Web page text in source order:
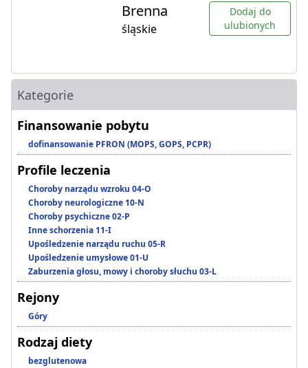
Brenna
śląskie
Dodaj do
ulubionych
Kategorie
Finansowanie pobytu
dofinansowanie PFRON (MOPS, GOPS, PCPR)
Profile leczenia
Choroby narządu wzroku 04-O
Choroby neurologiczne 10-N
Choroby psychiczne 02-P
Inne schorzenia 11-I
Upośledzenie narządu ruchu 05-R
Upośledzenie umysłowe 01-U
Zaburzenia głosu, mowy i choroby słuchu 03-L
Rejony
Góry
Rodzaj diety
bezglutenowa